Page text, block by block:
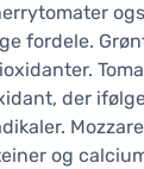
fordele.
der
og